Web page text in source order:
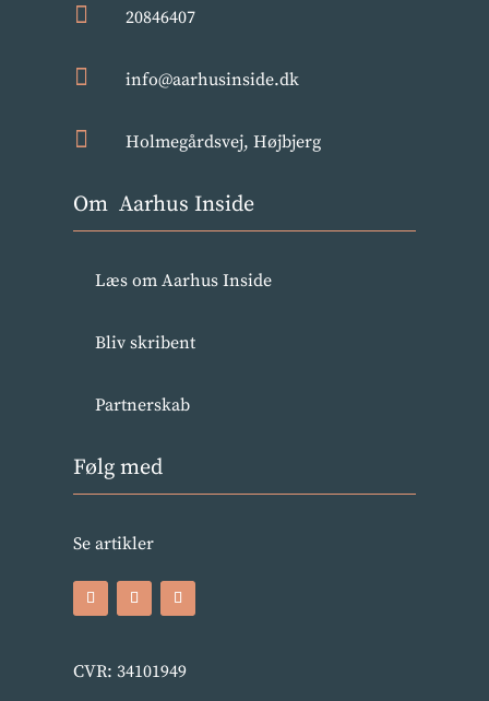
 20846407
 info@aarhusinside.dk
 Holmegårdsvej, Højbjerg
Om Aarhus Inside
Læs om Aarhus Inside
Bliv skribent
Partnerskab
Følg med
Se artikler
CVR: 34101949